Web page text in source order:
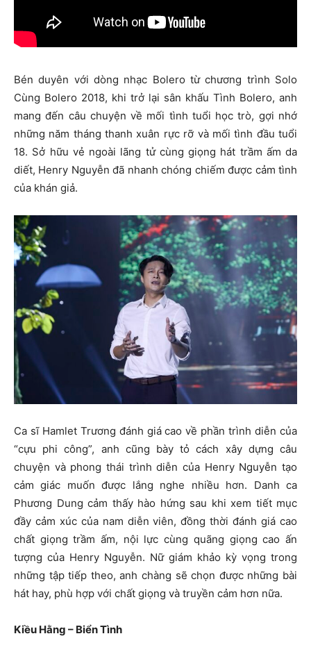
Bén duyên với dòng nhạc Bolero từ chương trình Solo
Cùng Bolero 2018, khi trở lại sân khấu Tình Bolero, anh
mang đến câu chuyện về mối tình tuổi học trò, gợi nhớ
những năm tháng thanh xuân rực rỡ và mối tình đầu tuổi
18. Sở hữu vẻ ngoài lãng tử cùng giọng hát trầm ấm da
diết, Henry Nguyễn đã nhanh chóng chiếm được cảm tình
của khán giả.
Ca sĩ Hamlet Trương đánh giá cao về phần trình diễn của
“cựu phi công”, anh cũng bày tỏ cách xây dựng câu
chuyện và phong thái trình diễn của Henry Nguyễn tạo
cảm giác muốn được lắng nghe nhiều hơn. Danh ca
Phương Dung cảm thấy hào hứng sau khi xem tiết mục
đầy cảm xúc của nam diễn viên, đồng thời đánh giá cao
chất giọng trầm ấm, nội lực cùng quãng giọng cao ấn
tượng của Henry Nguyễn. Nữ giám khảo kỳ vọng trong
những tập tiếp theo, anh chàng sẽ chọn được những bài
hát hay, phù hợp với chất giọng và truyền cảm hơn nữa.
Kiều Hằng – Biển Tình